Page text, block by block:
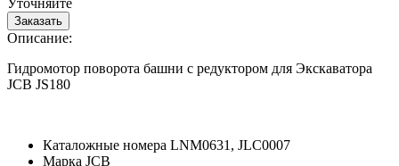
Описание:
Гидромотор поворота башни с редуктором для Экскаватора
JCB JS180
Каталожные номера LNM0631, JLC0007
Марка JCB